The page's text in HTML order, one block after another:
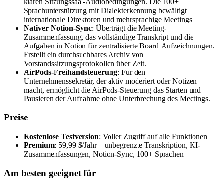
Sprachunterstützung mit Dialekterkennung bewältigt
internationale Direktoren und mehrsprachige Meetings.
Nativer Notion-Sync: Überträgt die Meeting-
Zusammenfassung, das vollständige Transkript und die
Aufgaben in Notion für zentralisierte Board-Aufzeichnungen.
Erstellt ein durchsuchbares Archiv von
Vorstandssitzungsprotokollen über Zeit.
AirPods-Freihandsteuerung: Für den
Unternehmenssekretär, der aktiv moderiert oder Notizen
macht, ermöglicht die AirPods-Steuerung das Starten und
Pausieren der Aufnahme ohne Unterbrechung des Meetings.
Preise
Kostenlose Testversion: Voller Zugriff auf alle Funktionen
Premium: 59,99 $/Jahr – unbegrenzte Transkription, KI-
Zusammenfassungen, Notion-Sync, 100+ Sprachen
Am besten geeignet für